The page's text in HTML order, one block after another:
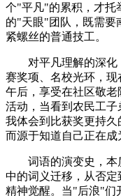
个"平凡"的累积，才托
的"天眼"团队，既需要
紧螺丝的普通技工。
对平凡理解的深化
赛奖项、名校光环，
午后，享受在社区敬
活动，当看到农民工子
我体会到比获奖更持久
而源于知道自己正在成
词语的演变史，本
中的词义迁移，从否
精神觉醒。当"后浪"们